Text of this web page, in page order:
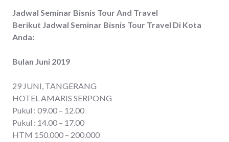
Jadwal Seminar Bisnis Tour And Travel
Berikut Jadwal Seminar Bisnis Tour Travel Di Kota
Anda:
Bulan Juni 2019
29 JUNI, TANGERANG
HOTEL AMARIS SERPONG
Pukul : 09.00 – 12.00
Pukul : 14.00 – 17.00
HTM 150.000 – 200.000